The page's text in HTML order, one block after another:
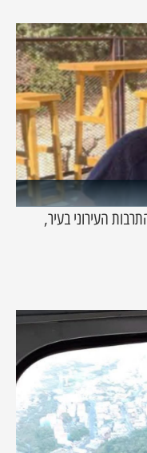
העירוני בעיר,